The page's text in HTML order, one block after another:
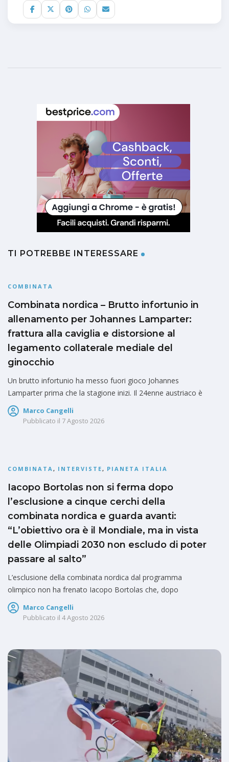
TI POTREBBE INTERESSARE
COMBINATA
Combinata nordica – Brutto infortunio in
allenamento per Johannes Lamparter:
frattura alla caviglia e distorsione al
legamento collaterale mediale del
ginocchio
Un brutto infortunio ha messo fuori gioco Johannes
Lamparter prima che la stagione inizi. Il 24enne austriaco è
Marco Cangelli
Pubblicato il 7 Agosto 2026
COMBINATA , INTERVISTE, PIANETA ITALIA
Iacopo Bortolas non si ferma dopo
l’esclusione a cinque cerchi della
combinata nordica e guarda avanti:
“L’obiettivo ora è il Mondiale, ma in vista
delle Olimpiadi 2030 non escludo di poter
passare al salto”
L’esclusione della combinata nordica dal programma
olimpico non ha frenato Iacopo Bortolas che, dopo
Marco Cangelli
Pubblicato il 4 Agosto 2026